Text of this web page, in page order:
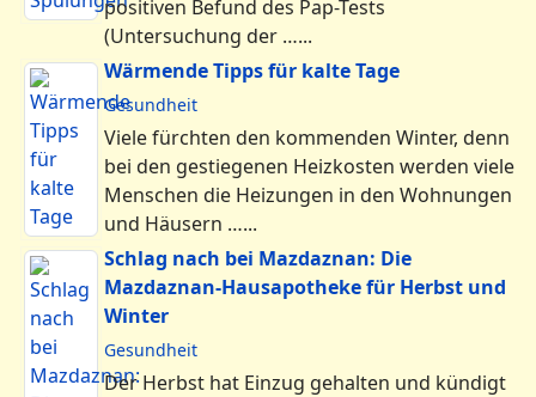
positiven Befund des Pap-Tests
(Untersuchung der …...
Wärmende Tipps für kalte Tage
Gesundheit
Viele fürchten den kommenden Winter, denn
bei den gestiegenen Heizkosten werden viele
Menschen die Heizungen in den Wohnungen
und Häusern …...
Schlag nach bei Mazdaznan: Die
Mazdaznan-Hausapotheke für Herbst und
Winter
Gesundheit
Der Herbst hat Einzug gehalten und kündigt